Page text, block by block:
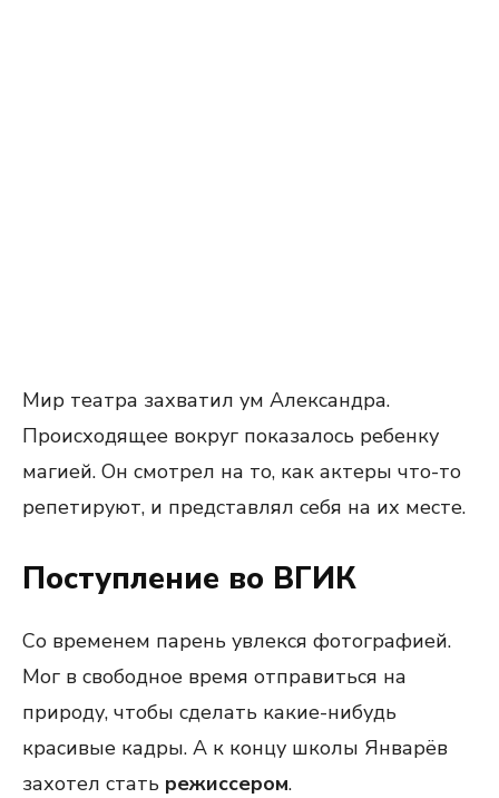
Мир театра захватил ум Александра.
Происходящее вокруг показалось ребенку
магией. Он смотрел на то, как актеры что-то
репетируют, и представлял себя на их месте.
Поступление во ВГИК
Со временем парень увлекся фотографией.
Мог в свободное время отправиться на
природу, чтобы сделать какие-нибудь
красивые кадры. А к концу школы Январёв
захотел стать режиссером.